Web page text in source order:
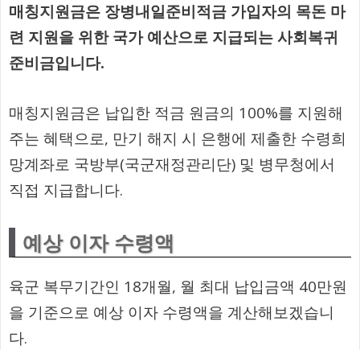
매칭지원금은 장병내일준비적금 가입자의 목돈 마
련 지원을 위한 국가 예산으로 지급되는 사회복귀
준비금입니다.
매칭지원금은 납입한 적금 원금의 100%를 지원해
주는 혜택으로, 만기 해지 시 은행에 제출한 수령희
망계좌로 국방부(국군재정관리단) 및 병무청에서
직접 지급합니다.
예상 이자 수령액
육군 복무기간인 18개월, 월 최대 납입금액 40만원
을 기준으로 예상 이자 수령액을 계산해보겠습니
다.